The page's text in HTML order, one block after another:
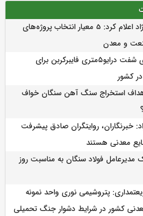
سمیعی‌ نژاد اعلام کرد: 5 معیار انتخاب پروژه‌های
و معدن
بومی‌سازی شفت درایو۵متری فایبرکربن برای
کشور
استخراج سنگ آهن سنگان خواف
خبرنگاران، روایتگران صادق پیشرفت
معدنی هستند
مدیرعامل فولاد سنگان به مناسبت روز
پتروشیمی نوری واحد نمونه
کشور در شرایط دشوار جنگ تحمیلی